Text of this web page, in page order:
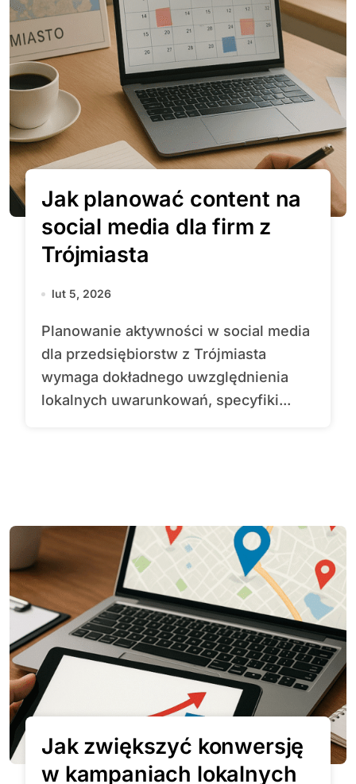
Jak planować content na
social media dla firm z
Trójmiasta
lut 5, 2026
Planowanie aktywności w social media
dla przedsiębiorstw z Trójmiasta
wymaga dokładnego uwzględnienia
lokalnych uwarunkowań, specyfiki...
Jak zwiększyć konwersję
w kampaniach lokalnych